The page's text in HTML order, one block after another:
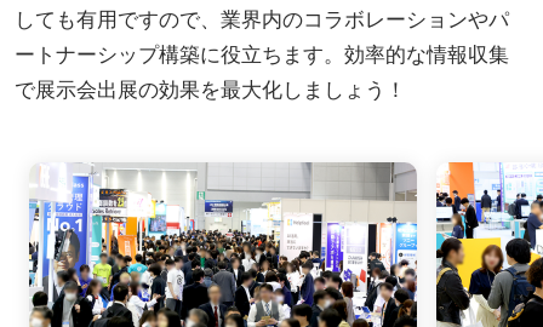
しても有用ですので、業界内のコラボレーションやパ
ートナーシップ構築に役立ちます。効率的な情報収集
で展示会出展の効果を最大化しましょう！